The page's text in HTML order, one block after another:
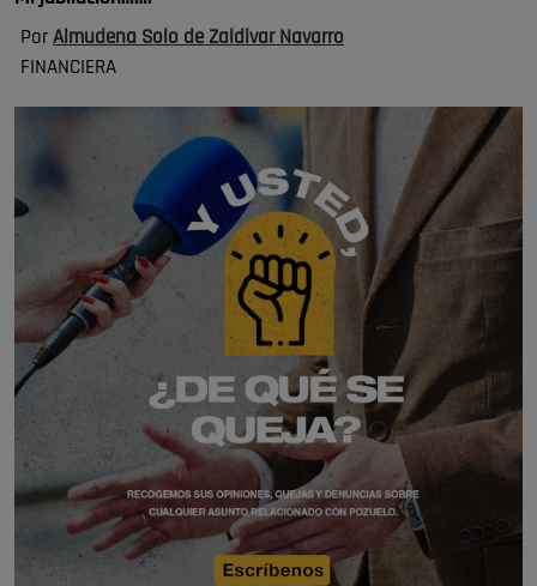
Por Almudena Solo de Zaldivar Navarro
FINANCIERA